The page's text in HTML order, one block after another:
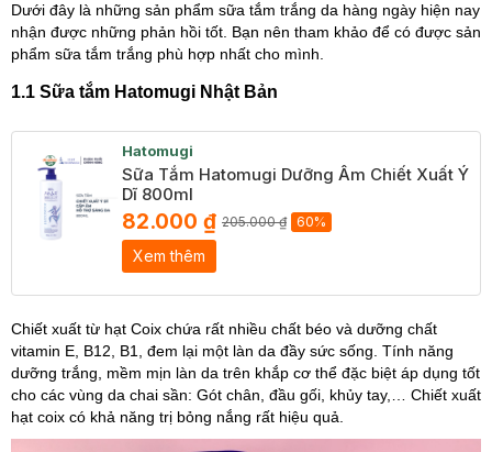
Dưới đây là những sản phẩm sữa tắm trắng da hàng ngày hiện nay
nhận được những phản hồi tốt. Bạn nên tham khảo để có được sản
phẩm sữa tắm trắng phù hợp nhất cho mình.
1.1 Sữa tắm Hatomugi Nhật Bản
Hatomugi
Sữa Tắm Hatomugi Dưỡng Ẩm Chiết Xuất Ý
Dĩ 800ml
82.000 ₫ 205.000 ₫ 60%
Xem thêm
Chiết xuất từ hạt Coix chứa rất nhiều chất béo và dưỡng chất
vitamin E, B12, B1, đem lại một làn da đầy sức sống. Tính năng
dưỡng trắng, mềm mịn làn da trên khắp cơ thể đặc biệt áp dụng tốt
cho các vùng da chai sần: Gót chân, đầu gối, khủy tay,… Chiết xuất
hạt coix có khả năng trị bỏng nắng rất hiệu quả.